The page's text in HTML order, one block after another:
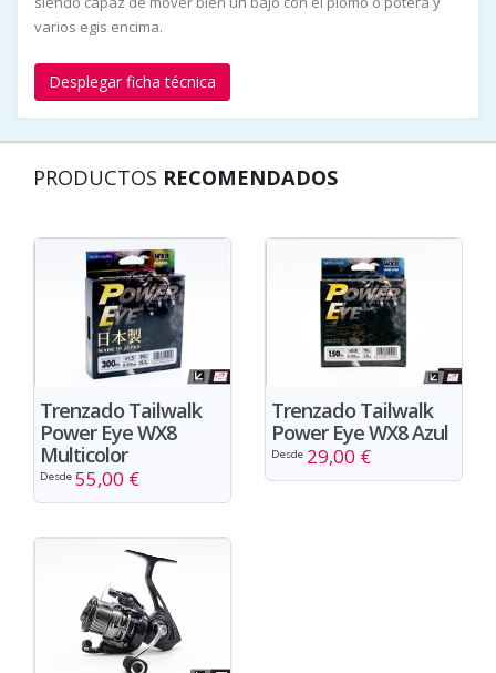
varios egis encima.
Desplegar ficha técnica
PRODUCTOS RECOMENDADOS
Trenzado Tailwalk
Power Eye WX8
Multicolor
Desde 55,00 €
Trenzado Tailwalk
Power Eye WX8 Azul
Desde 29,00 €